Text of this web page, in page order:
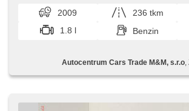
Lichtsensor, Scheibenwischersensor,
Multifunktionslenkrad, hands free,
Seitenscheiben, El. Spiegel, Wegfahrsperre,
Zentralverriegelung mit Funkfernbedienung,
Nebelscheinwerfer, AUX, Speicherkarte,
Spieler, Außenthermometer, beheizte
2009 236 tkm
1.8 l
Benzin
Autocentrum Cars Trade M&M, s.r.o,